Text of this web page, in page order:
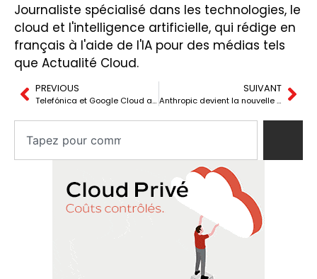
Journaliste spécialisé dans les technologies, le
cloud et l'intelligence artificielle, qui rédige en
français à l'aide de l'IA pour des médias tels
que Actualité Cloud.
PREVIOUS
Telefónica et Google Cloud apportent le cloud souverain au marché espagnol régulé
SUIVANT
Anthropic devient la nouvelle attraction pour les talents techniques en IA